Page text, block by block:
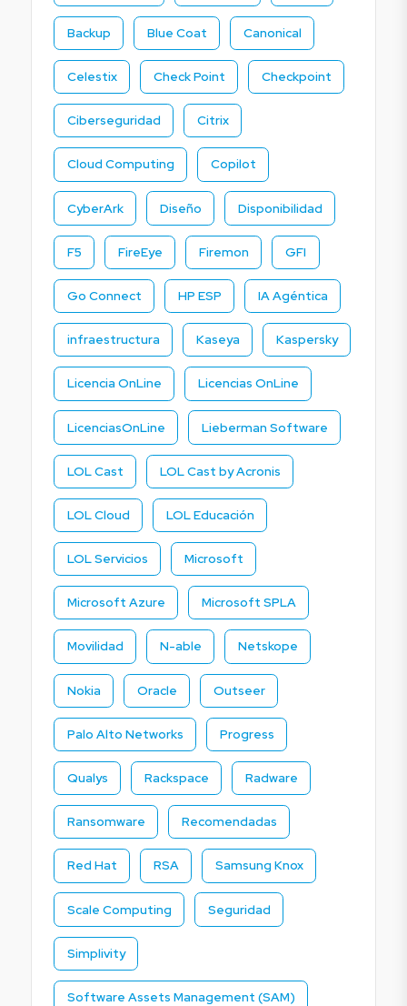
Backup Blue Coat Canonical
Celestix Check Point Checkpoint
Ciberseguridad Citrix
Cloud Computing Copilot
CyberArk Diseño Disponibilidad
F5 FireEye Firemon GFI
Go Connect HP ESP IA Agéntica
infraestructura Kaseya Kaspersky
Licencia OnLine Licencias OnLine
LicenciasOnLine Lieberman Software
LOL Cast LOL Cast by Acronis
LOL Cloud LOL Educación
LOL Servicios Microsoft
Microsoft Azure Microsoft SPLA
Movilidad N-able Netskope
Nokia Oracle Outseer
Palo Alto Networks Progress
Qualys Rackspace Radware
Ransomware Recomendadas
Red Hat RSA Samsung Knox
Scale Computing Seguridad
Simplivity
Software Assets Management (SAM)